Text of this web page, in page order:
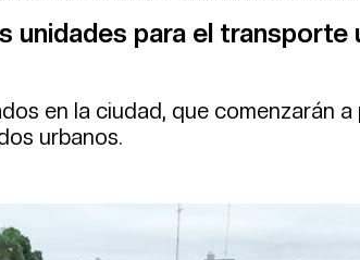
unidades para el
en la ciudad, que comenzarán
urbanos.